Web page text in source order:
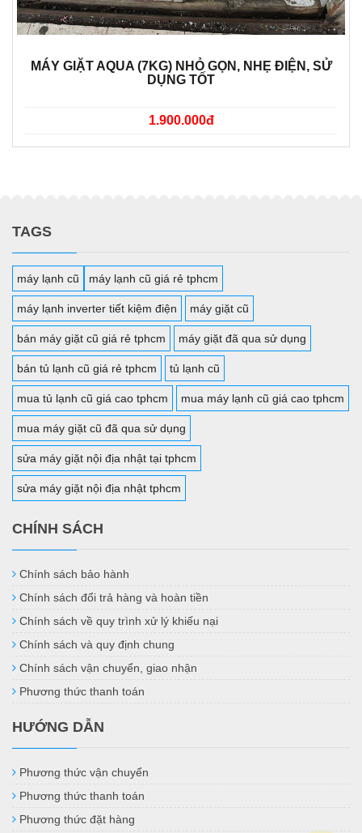
MÁY GIẶT AQUA (7KG) NHỎ GỌN, NHẸ ĐIỆN, SỬ
DỤNG TỐT
1.900.000đ
TAGS
máy lạnh cũ máy lạnh cũ giá rẻ tphcm
máy lạnh inverter tiết kiệm điện máy giặt cũ
bán máy giặt cũ giá rẻ tphcm máy giặt đã qua sử dụng
bán tủ lạnh cũ giá rẻ tphcm tủ lạnh cũ
mua tủ lạnh cũ giá cao tphcm mua máy lạnh cũ giá cao tphcm
mua máy giặt cũ đã qua sử dụng
sửa máy giặt nội địa nhật tại tphcm
sửa máy giặt nội địa nhật tphcm
CHÍNH SÁCH
Chính sách bảo hành
Chính sách đổi trả hàng và hoàn tiền
Chính sách về quy trình xử lý khiếu nại
Chính sách và quy định chung
Chính sách vận chuyển, giao nhận
Phương thức thanh toán
HƯỚNG DẪN
Phương thức vận chuyển
Phương thức thanh toán
Phương thức đặt hàng